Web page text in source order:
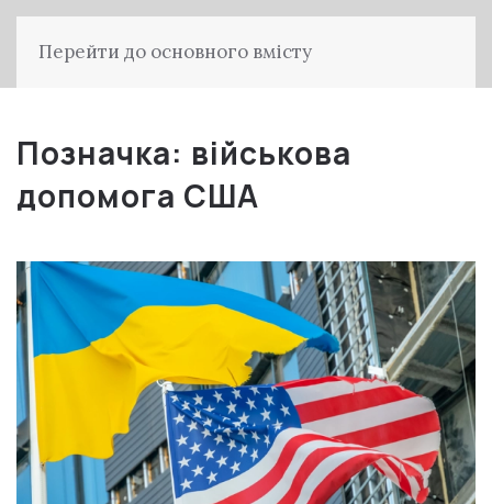
Перейти до основного вмісту
Позначка: військова
допомога США